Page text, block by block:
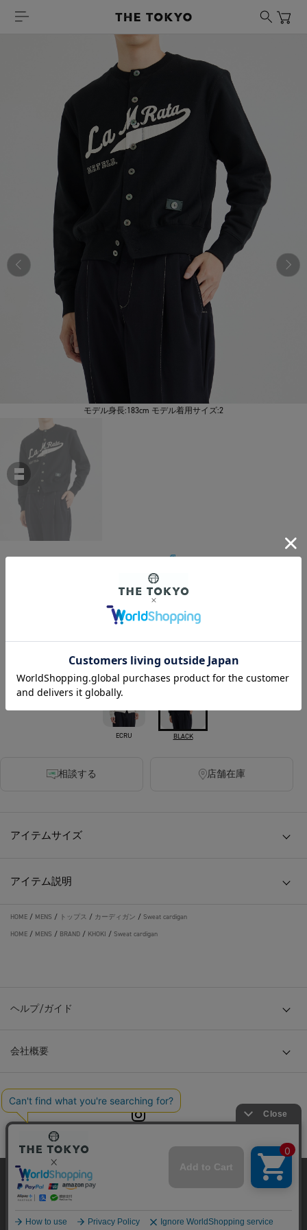
モデル身長:183cm モデル着用サイズ:2
KHOKI
Sweat cardigan
￥46,200
420ポイント付与
カラー
ECRU BLACK
相談する 店舗在庫
アイテムサイズ
アイテム説明
HOME / MENS / トップス / カーディガン / Sweat cardigan
HOME / MENS / BRAND / KHOKI / Sweat cardigan
ヘルプ/ガイド
会社概要
© TOKYO BASE CO., LTD
当サイトはクッキー(cookie)を使用します。クッキーはサイト内
の一部の機能および、サイトの使用状況の分析からマーケティ
ング活動に利用することを目的としています。
プライバシーポリシーはこちら